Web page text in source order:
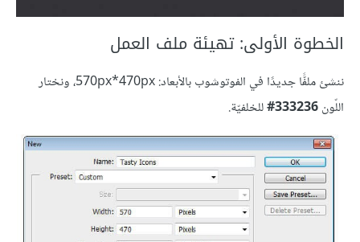
الخطوة الأولى: تهيئة ملف العمل
ننشئ ملفًّا جديدًا في الفوتوشوب بالأبعاد: 570px*470px، ونختار
اللّون333236# للخلفيّة.